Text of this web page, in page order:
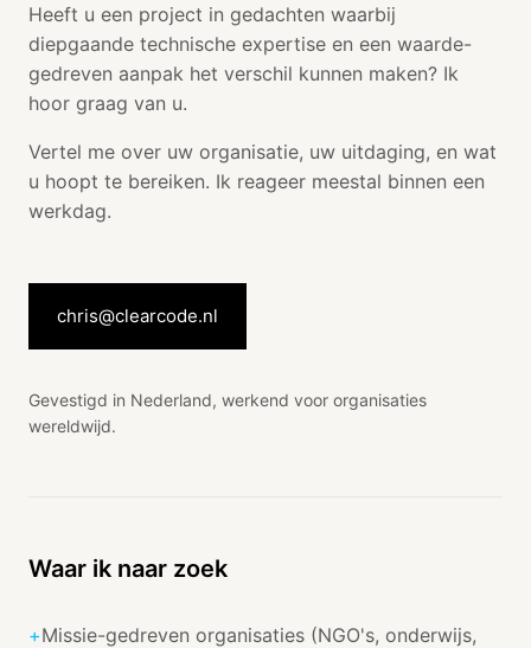
Heeft u een project in gedachten waarbij
diepgaande technische expertise en een waarde-
gedreven aanpak het verschil kunnen maken? Ik
hoor graag van u.
Vertel me over uw organisatie, uw uitdaging, en wat
u hoopt te bereiken. Ik reageer meestal binnen een
werkdag.
chris@clearcode.nl
Gevestigd in Nederland, werkend voor organisaties
wereldwijd.
Waar ik naar zoek
+Missie-gedreven organisaties (NGO's, onderwijs,